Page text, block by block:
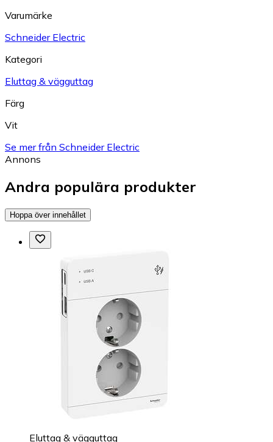
Varumärke
Schneider Electric
Kategori
Eluttag & vägguttag
Färg
Vit
Se mer från Schneider Electric
Annons
Andra populära produkter
Hoppa över innehållet
Eluttag & vägguttag